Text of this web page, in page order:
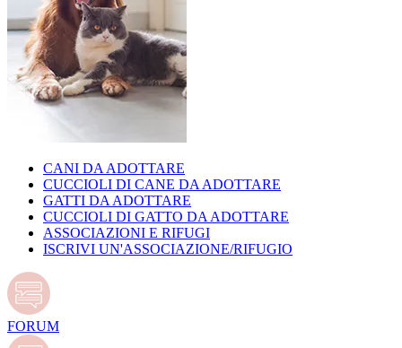
CANI DA ADOTTARE
CUCCIOLI DI CANE DA ADOTTARE
GATTI DA ADOTTARE
CUCCIOLI DI GATTO DA ADOTTARE
ASSOCIAZIONI E RIFUGI
ISCRIVI UN'ASSOCIAZIONE/RIFUGIO
FORUM